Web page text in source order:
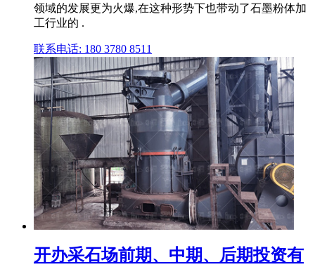
领域的发展更为火爆,在这种形势下也带动了石墨粉体加
工行业的 .
联系电话: 180 3780 8511
开办采石场前期、中期、后期投资有